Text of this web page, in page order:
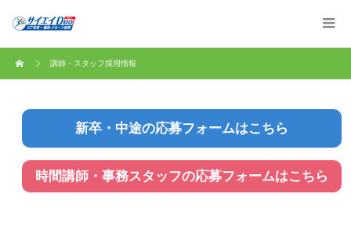
講師・スタッフ採用情報
新卒・中途の応募フォームはこちら
時間講師・事務スタッフの応募フォームはこちら